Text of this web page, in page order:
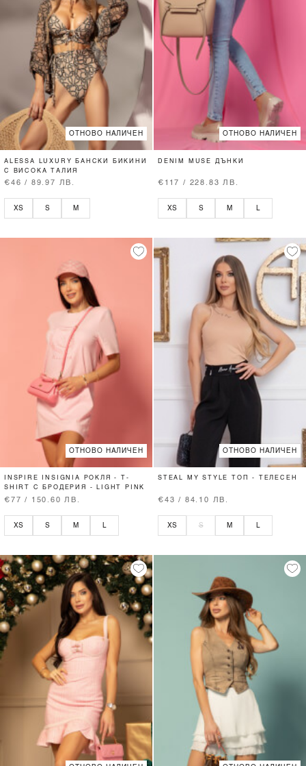
ОТНОВО НАЛИЧЕН
ALESSA LUXURY БАНСКИ БИКИНИ
С ВИСОКА ТАЛИЯ
€46 / 89.97 ЛВ.
XS S M
ОТНОВО НАЛИЧЕН
DENIM MUSE ДЪНКИ
€117 / 228.83 ЛВ.
XS S M L
ОТНОВО НАЛИЧЕН
INSPIRE INSIGNIA РОКЛЯ - T-
SHIRT С БРОДЕРИЯ - LIGHT PINK
€77 / 150.60 ЛВ.
XS S M
ОТНОВО НАЛИЧЕН
STEAL MY STYLE ТОП - ТЕЛЕСЕН
€43 / 84.10 ЛВ.
XS S M